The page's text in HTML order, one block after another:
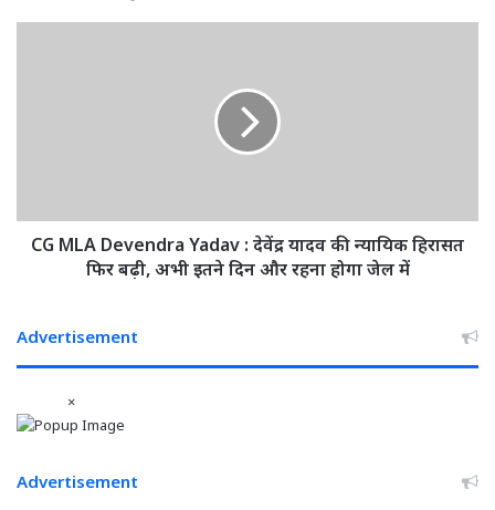
न्यायिक
हिरासत
इतने
होगा
में
CG MLA Devendra Yadav : देवेंद्र यादव की न्यायिक हिरासत
फिर बढ़ी, अभी इतने दिन और रहना होगा जेल में
Advertisement
×
Advertisement